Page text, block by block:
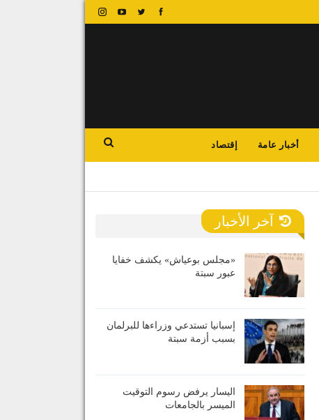
أخبار عامة إقتصاد
آخر الأخبار
«مجلس بوعياش» يكشف خفايا
عبور سبتة
إسبانيا تستدعي وزراءها للبرلمان
بسبب أزمة سبتة
اليسار يرفض رسوم التوقيت
الميسر بالجامعات